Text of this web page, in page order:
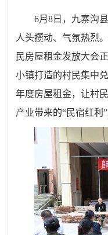
6月8日，九寨沟
人头攒动、气氛热烈
民房屋租金发放大会
小镇打造的村民集中
年度房屋租金，让村
产业带来的“民宿红利”